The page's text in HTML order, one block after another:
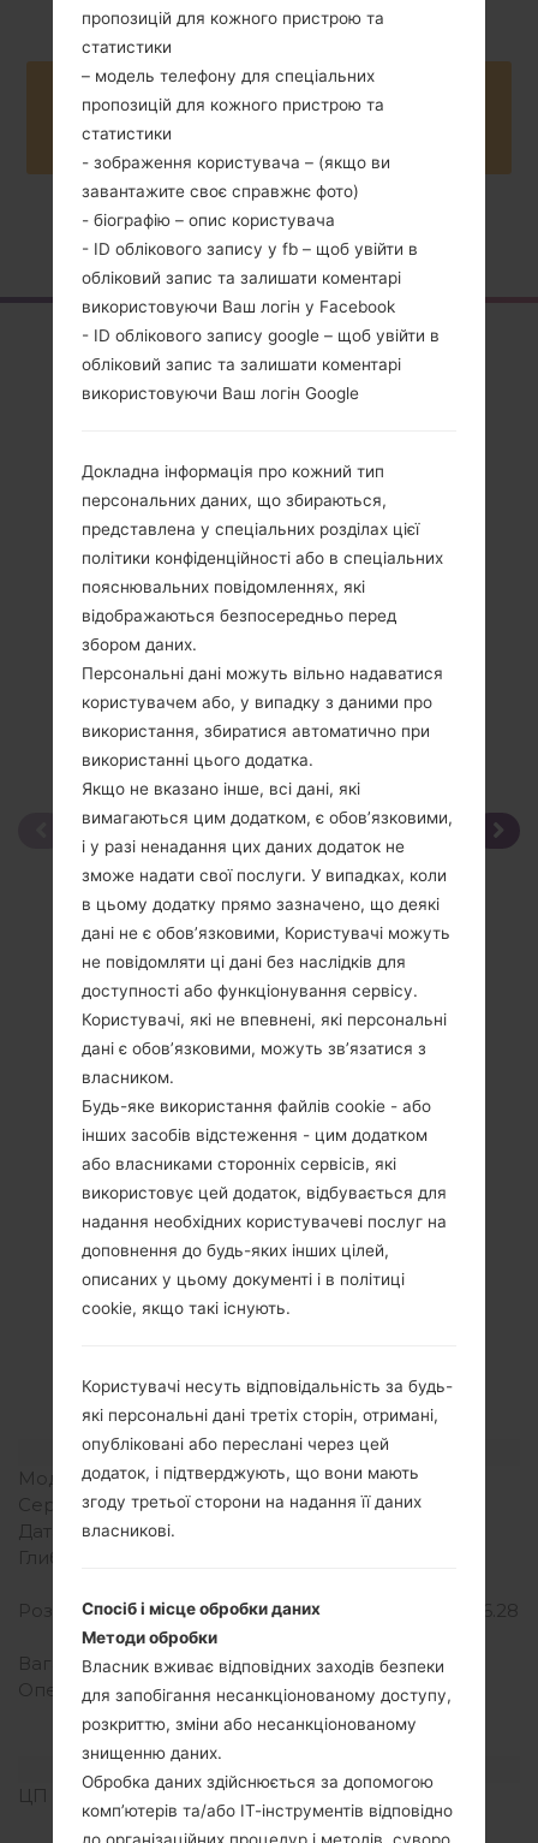
Buy accessories on Amazon
Головна LG V10 → LGH961
Огляд
LGH961(LGH961)
Порівняти
Специфікація
akaLG V10
Модель та її характеристики
Модель
LGH961
Серія
LG V10
Дата випуску
Глибина
Розміри (ширина/висота) 159.6 x 79.3 міліметрів (6.28
Вага
192 грам (6.77 унції)
Операційна система
Android 5.1.1 (Lollipop),
оновлюється до 7.0
Апаратне забезпечення
ЦП (процесор)
4x1.4 GHz Cortex-A53 &
2x1.8 GHz Cortex-A57
пропозицій для кожного пристрою та
статистики
– модель телефону для спеціальних
пропозицій для кожного пристрою та
статистики
- зображення користувача – (якщо ви
завантажите своє справжнє фото)
- біографію – опис користувача
- ID облікового запису у fb – щоб увійти в
обліковий запис та залишати коментарі
використовуючи Ваш логін у Facebook
- ID облікового запису google – щоб увійти в
обліковий запис та залишати коментарі
використовуючи Ваш логін Google
Докладна інформація про кожний тип
персональних даних, що збираються,
представлена у спеціальних розділах цієї
політики конфіденційності або в спеціальних
пояснювальних повідомленнях, які
відображаються безпосередньо перед
збором даних.
Персональні дані можуть вільно надаватися
користувачем або, у випадку з даними про
використання, збиратися автоматично при
використанні цього додатка.
Якщо не вказано інше, всі дані, які
вимагаються цим додатком, є обов’язковими,
і у разі ненадання цих даних додаток не
зможе надати свої послуги. У випадках, коли
в цьому додатку прямо зазначено, що деякі
дані не є обов’язковими, Користувачі можуть
не повідомляти ці дані без наслідків для
доступності або функціонування сервісу.
Користувачі, які не впевнені, які персональні
дані є обов’язковими, можуть зв’язатися з
власником.
Будь-яке використання файлів cookie - або
інших засобів відстеження - цим додатком
або власниками сторонніх сервісів, які
використовує цей додаток, відбувається для
надання необхідних користувачеві послуг на
доповнення до будь-яких інших цілей,
описаних у цьому документі і в політиці
cookie, якщо такі існують.
Користувачі несуть відповідальність за будь-
які персональні дані третіх сторін, отримані,
опубліковані або переслані через цей
додаток, і підтверджують, що вони мають
згоду третьої сторони на надання її даних
власникові.
Спосіб і місце обробки даних
Методи обробки
Власник вживає відповідних заходів безпеки
для запобігання несанкціонованому доступу,
розкриттю, зміни або несанкціонованому
знищенню даних.
Обробка даних здійснюється за допомогою
комп’ютерів та/або ІТ-інструментів відповідно